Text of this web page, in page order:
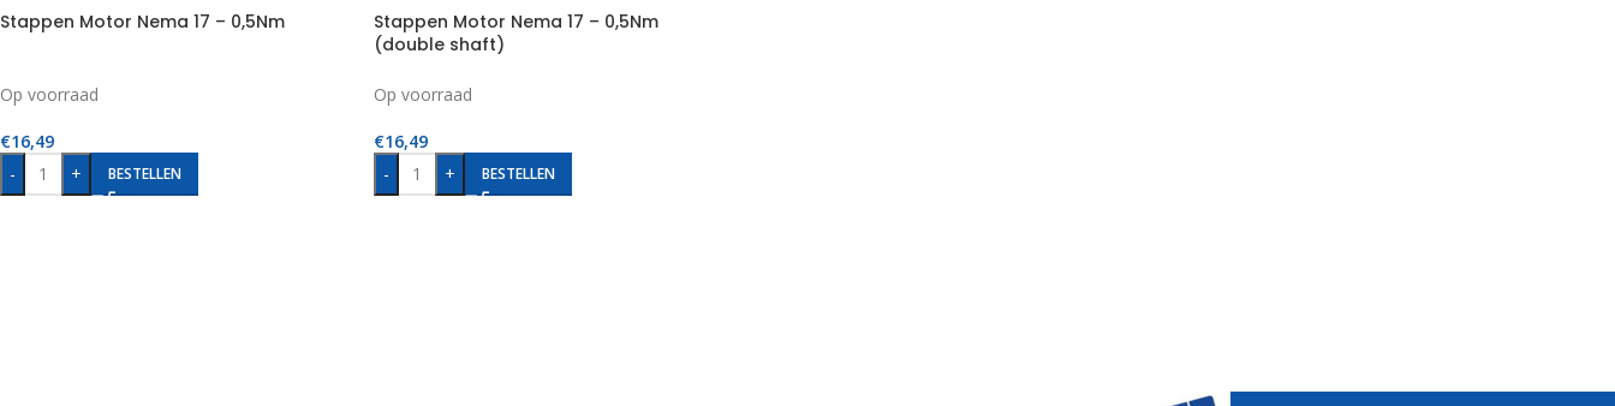
Stappen Motor Nema 17 – 0,5Nm
Op voorraad
€16,49
-
+ BESTELLEN
Stappen Motor Nema 17 – 0,5Nm
(double shaft)
Op voorraad
€16,49
-
+ BESTELLEN